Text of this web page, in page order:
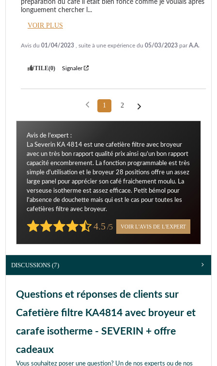
préparation du café il était bien foncé comme je voulais après
longuement chercher l ...
VOIR PLUS
Avis du 01/04/2023 , suite à une expérience du 05/03/2023 parA.A.
UTILE(0) Signaler
1 2
Avis de l'expert :
La Severin KA 4814 est une cafetière filtre avec broyeur
avec un très bon rapport qualité prix ainsi qu'un bon rapport
capacité encombrement. La fonction programmable est très
simple d'utilisation et le broyeur 28 positions offre un assez
large panel pour apprécier son café fraichement moulu. La
verseuse isotherme est assez efficace. Petit bémol pour
l'absence de douchette mais qui est le cas pour toutes les
cafetières filtre avec broyeur.
4.5/5 VOIR L'AVIS DE L'EXPERT
DISCUSSIONS (7)
Questions et réponses de clients sur
Cafetière filtre KA4814 avec broyeur et
carafe isotherme - SEVERIN + offre
cadeaux
Vous souhaitez poser une question? Un de nos experts ou de nos